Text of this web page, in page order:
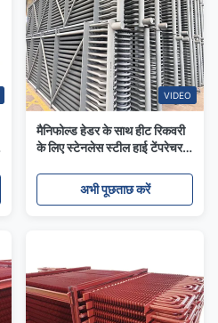
VIDEO
मैनिफोल्ड हेडर के साथ हीट रिकवरी
के लिए स्टेनलेस स्टील हाई टेंपरेचर
अभी पूछताछ करें